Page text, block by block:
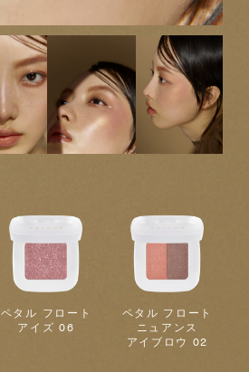
ペタル フロート
アイズ 06
ペタル フロート
ニュアンス
アイブロウ 02